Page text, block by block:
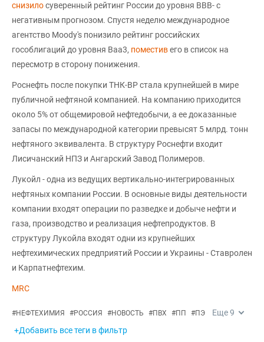
снизилосуверенный рейтинг России до уровня ВВВ- с
негативным прогнозом. Спустя неделю международное
агентство Moody's понизило рейтинг российских
гособлигаций до уровня Baa3, поместивего в список на
пересмотр в сторону понижения.
Роснефть после покупки ТНК-BP стала крупнейшей в мире
публичной нефтяной компанией. На компанию приходится
около 5% от общемировой нефтедобычи, а ее доказанные
запасы по международной категории превысят 5 млрд. тонн
нефтяного эквивалента. В структуру Роснефти входит
Лисичанский НПЗ и Ангарский Завод Полимеров.
Лукойл - одна из ведущих вертикально-интегрированных
нефтяных компании России. В основные виды деятельности
компании входят операции по разведке и добыче нефти и
газа, производство и реализация нефтепродуктов. В
структуру Лукойла входят одни из крупнейших
нефтехимических предприятий России и Украины - Ставролен
и Карпатнефтехим.
MRC
#НЕФТЕХИМИЯ #РОССИЯ #НОВОСТЬ #ПВХ #ПП #ПЭ Еще9
+Добавить все теги в фильтр